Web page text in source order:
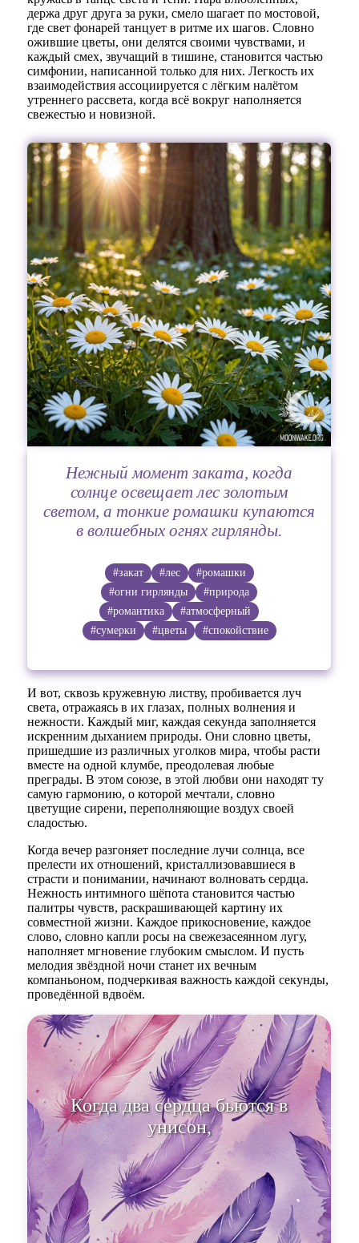
держа друг друга за руки, смело шагает по мостовой,
где свет фонарей танцует в ритме их шагов. Словно
ожившие цветы, они делятся своими чувствами, и
каждый смех, звучащий в тишине, становится частью
симфонии, написанной только для них. Легкость их
взаимодействия ассоциируется с лёгким налётом
утреннего рассвета, когда всё вокруг наполняется
свежестью и новизной.
Нежный момент заката, когда
солнце освещает лес золотым
светом, а тонкие ромашки купаются
в волшебных огнях гирлянды.
#закат #лес
#ромашки
#огни гирлянды
#природа
#романтика
#атмосферный
#сумерки
#цветы #спокойствие
И вот, сквозь кружевную листву, пробивается луч
света, отражаясь в их глазах, полных волнения и
нежности. Каждый миг, каждая секунда заполняется
искренним дыханием природы. Они словно цветы,
пришедшие из различных уголков мира, чтобы расти
вместе на одной клумбе, преодолевая любые
преграды. В этом союзе, в этой любви они находят ту
самую гармонию, о которой мечтали, словно
цветущие сирени, переполняющие воздух своей
сладостью.
Когда вечер разгоняет последние лучи солнца, все
прелести их отношений, кристаллизовавшиеся в
страсти и понимании, начинают волновать сердца.
Нежность интимного шёпота становится частью
палитры чувств, раскрашивающей картину их
совместной жизни. Каждое прикосновение, каждое
слово, словно капли росы на свежезасеянном лугу,
наполняет мгновение глубоким смыслом. И пусть
мелодия звёздной ночи станет их вечным
компаньоном, подчеркивая важность каждой секунды,
проведённой вдвоём.
Когда два сердца бьются в
унисон, каждый взгляд
становится ча